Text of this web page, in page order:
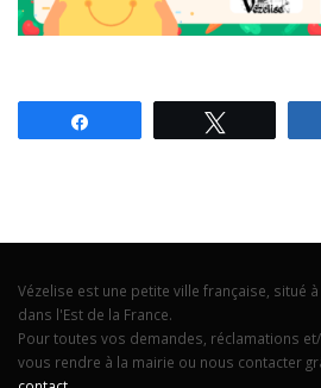
Vézelise est une petite ville française, situé
dans l'Est de la France.
Pour toutes vos demandes, réclamations
vous rendre à la mairie ou nous contacter